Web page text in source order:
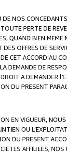
NOS
PERTE DE
QUAND BIEN
OFFRES DE
CET ACCORD AU
DEMANDE DE
A DEMANDER
DU PRESENT
EN VIGUEUR,
OU
DU PRESENT
AFFILIEES,